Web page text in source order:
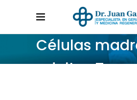
Células
adultas Tag